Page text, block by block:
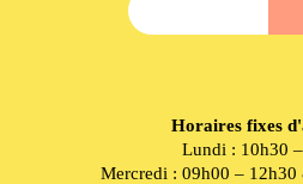
Horaires fixes
Lundi : 10h30
Mercredi : 09h00 –